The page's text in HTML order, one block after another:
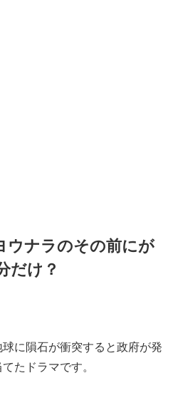
ウナラのその前にが
だけ？
に隕石が衝突すると政府が発
たドラマです。